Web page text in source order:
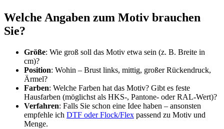
Welche Angaben zum Motiv brauchen
Sie?
Größe: Wie groß soll das Motiv etwa sein (z. B. Breite in
cm)?
Position: Wohin – Brust links, mittig, großer Rückendruck,
Ärmel?
Farben: Welche Farben hat das Motiv? Gibt es feste
Hausfarben (möglichst als HKS-, Pantone- oder RAL-Wert)?
Verfahren: Falls Sie schon eine Idee haben – ansonsten
empfehle ich DTF oder Flock/Flex passend zu Motiv und
Menge.